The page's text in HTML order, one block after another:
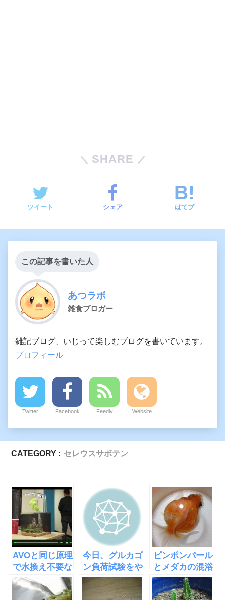
SHARE
ツイート シェア はてブ
この記事を書いた人
あつラボ
雑食ブロガー
雑記ブログ、いじって楽しむブログを書いています。
プロフィール
Twitter Facebook Feedly Website
CATEGORY : セレウスサボテン
AVOと同じ原理
で水換え不要な
水槽
「EcoQube
今日、グルカゴ
ン負荷試験をや
ってきた
ピンポンパール
とメダカの混浴
は相性が悪いと
ダメ